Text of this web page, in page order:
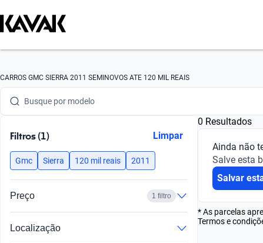
CARROS GMC SIERRA 2011 SEMINOVOS ATE 120 MIL REAIS
Busque por marca
Busque por modelo
Busque por ano
Busque por marca
Busque por versão
Filtros (1) Limpar
Gmc Sierra 120 mil reais 2011
Preço 1 filtro
Localização
0 Resultados
Ainda não
Salve esta
Salvar
* As parcelas
Termos e